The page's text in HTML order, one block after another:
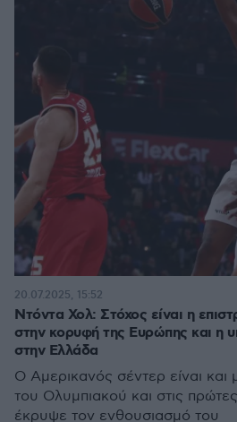
Ντόντα Χολ: Στόχος είναι η
στην κορυφή της Ευρώπης και η
στην Ελλάδα
Ο Αμερικανός σέντερ είναι και
του Ολυμπιακού και στις
έκρυψε τον ενθουσιασμό του
20.07.2025, 15:52